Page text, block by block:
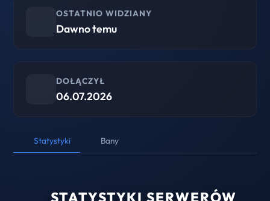
OSTATNIO WIDZIANY
Dawno temu
DOŁĄCZYŁ
06.07.2026
Statystyki Bany
STATYSTYKI SERWERÓW